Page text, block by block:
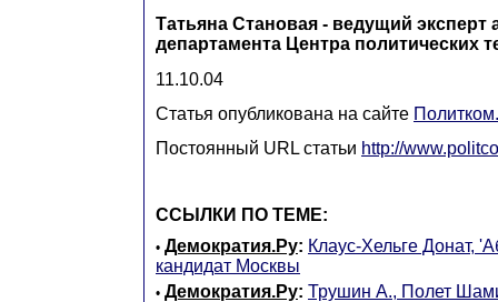
Татьяна Становая - ведущий эксперт
департамента Центра политических
11.10.04
Статья опубликована на сайте
Постоянный URL статьи http://
ССЫЛКИ ПО ТЕМЕ:
• Демократия.Ру: Клаус-Хельге Донат,
кандидат Москвы
• Демократия.Ру: Трушин А., Полет